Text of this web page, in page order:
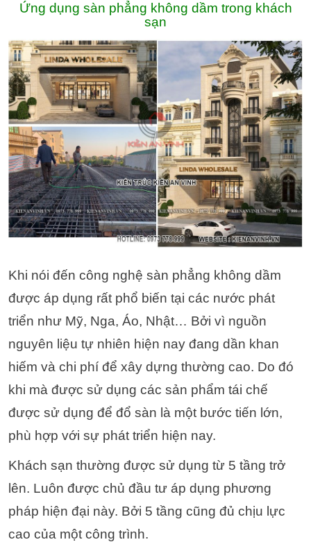
Ứng dụng sàn phẳng không dầm trong khách
sạn
Khi nói đến công nghệ sàn phẳng không dầm
được áp dụng rất phổ biến tại các nước phát
triển như Mỹ, Nga, Áo, Nhật… Bởi vì nguồn
nguyên liệu tự nhiên hiện nay đang dần khan
hiếm và chi phí để xây dựng thường cao. Do đó
khi mà được sử dụng các sản phẩm tái chế
được sử dụng để đổ sàn là một bước tiến lớn,
phù hợp với sự phát triển hiện nay.
Khách sạn thường được sử dụng từ 5 tầng trở
lên. Luôn được chủ đầu tư áp dụng phương
pháp hiện đại này. Bởi 5 tầng cũng đủ chịu lực
cao của một công trình.